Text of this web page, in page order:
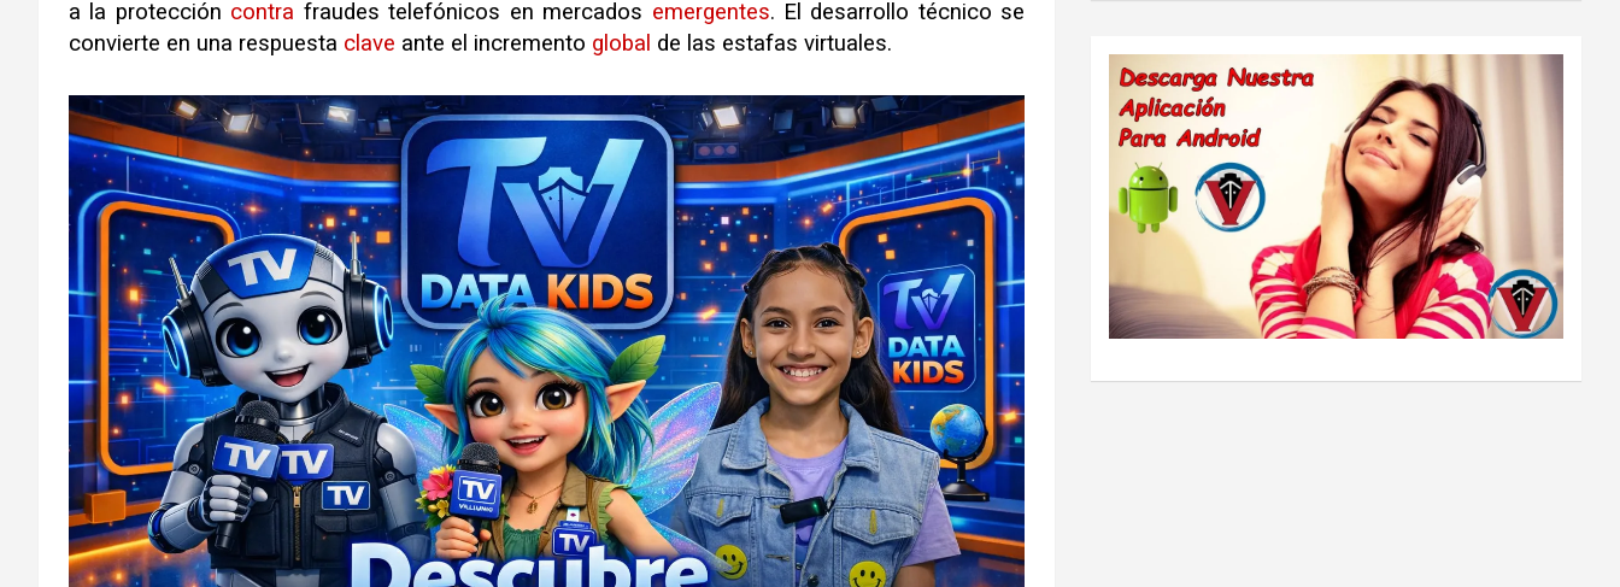
a la protección contra fraudes telefónicos en mercados emergentes. El desarrollo técnico se
convierte en una respuesta clave ante el incremento global de las estafas virtuales.